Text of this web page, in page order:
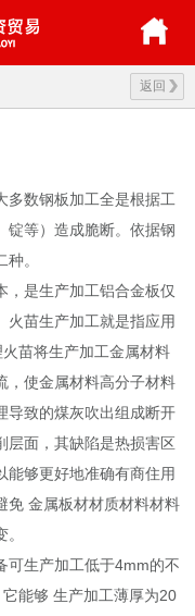
返回
多数钢板加工全是根据工
锭等）造成脆断。依据钢
。
，是生产加工铝合金板仅
火苗生产加工就是指应用
苗将生产加工金属材料
，使金属材料高分子材料
导致的煤灰吹出组成断开
层面，其缺陷是热损害区
能够更好地准确有商住用
免 金属板材材质材料材料
可生产加工低于4mm的不
它能够 生产加工薄厚为20